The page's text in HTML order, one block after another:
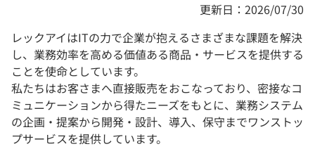
更新日：2026/07/30
レックアイはITの力で企業が抱えるさまざまな課題を解決
し、業務効率を高める価値ある商品・サービスを提供する
ことを使命としています。
私たちはお客さまへ直接販売をおこなっており、密接なコ
ミュニケーションから得たニーズをもとに、業務システム
の企画・提案から開発・設計、導入、保守までワンストッ
プサービスを提供しています。